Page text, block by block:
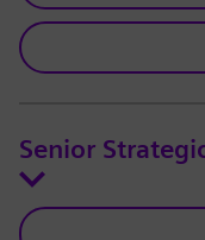
Senior